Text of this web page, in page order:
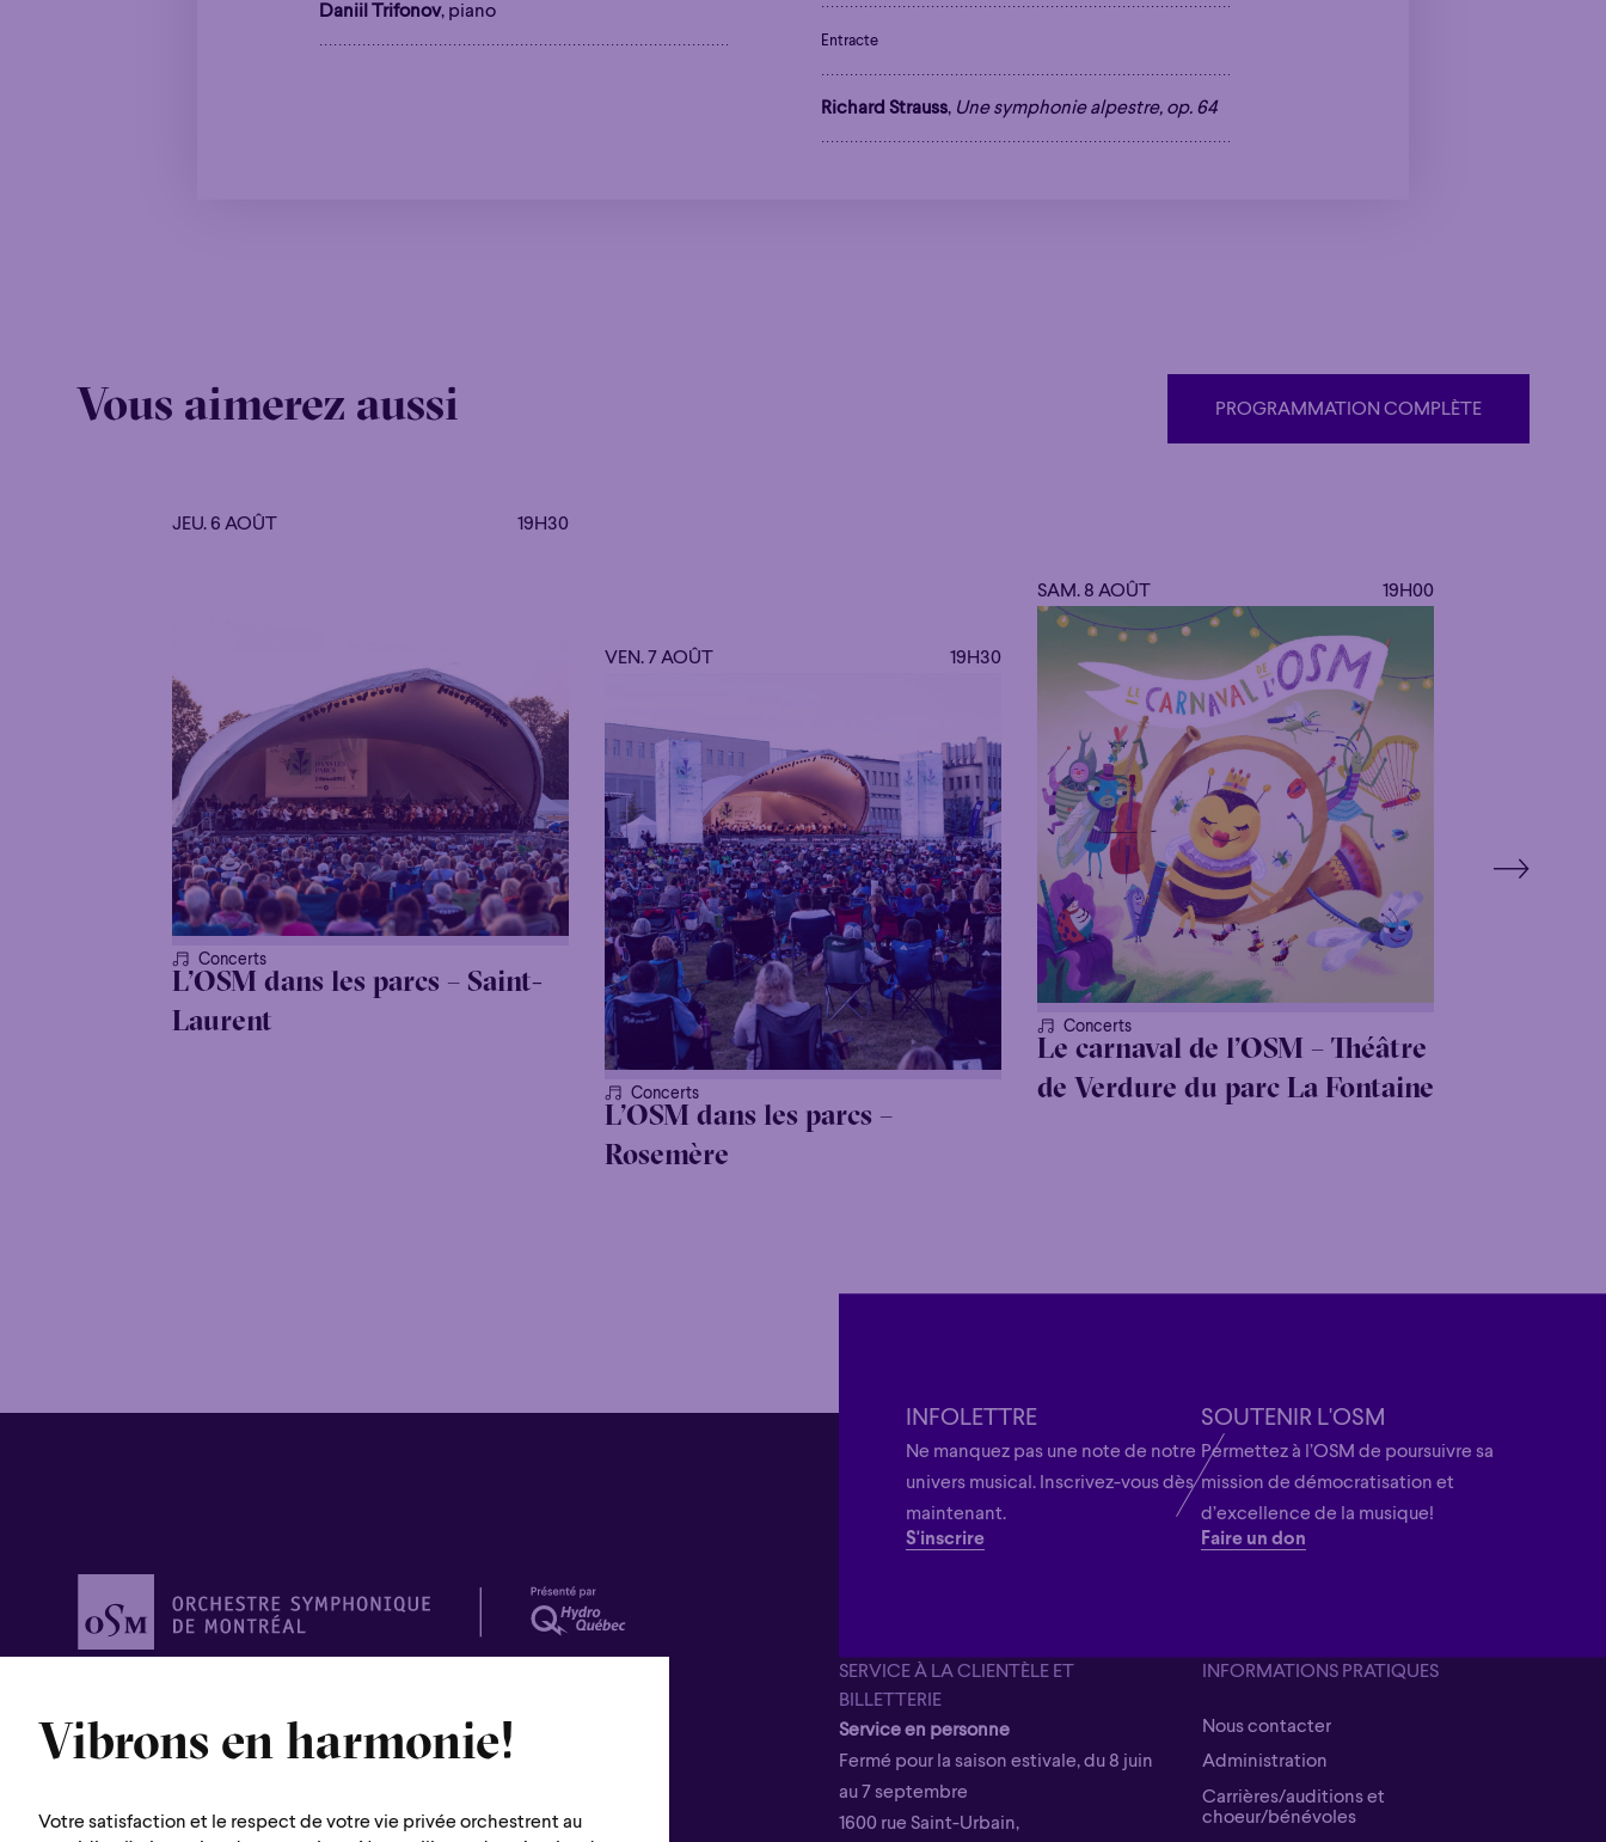
Vibrons en harmonie!
Votre satisfaction et le respect de votre vie privée orchestrent au
Immersif
Daniil Trifonov, piano
Entracte
Richard Strauss, Une symphonie alpestre, op. 64
Vous aimerez aussi PROGRAMMATION COMPLÈTE
PROGRAMMATION COMPLÈTE
JEU. 6 AOÛT 19H30
Concerts
L’OSM dans les parcs – Saint-
Laurent
VEN. 7 AOÛT 19H30
Concerts
L’OSM dans les parcs –
Rosemère
SAM. 8 AOÛT 19H00
Concerts
Le carnaval de l’OSM – Théâtre
de Verdure du parc La Fontaine
INFOLETTRE
Ne manquez pas une note de notre
univers musical. Inscrivez-vous dès
maintenant.
S'inscrire
SOUTENIR L'OSM
Permettez à l’OSM de poursuivre sa
mission de démocratisation et
d’excellence de la musique!
Faire un don
symphonique de
Montréal
1600 rue Saint-Urbain
SERVICE À LA CLIENTÈLE ET
BILLETTERIE
Service en personne
Fermé pour la saison estivale, du 8 juin
au 7 septembre
1600 rue Saint-Urbain,
INFORMATIONS PRATIQUES
Nous contacter
Nous contacter
Administration
Administration
Carrières/auditions et
choeur/bénévoles